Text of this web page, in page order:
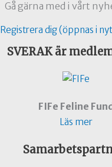
Gå gärna med i vårt
Registrera dig (öppnas i
SVERAK är
FIFe Feline
Läs mer